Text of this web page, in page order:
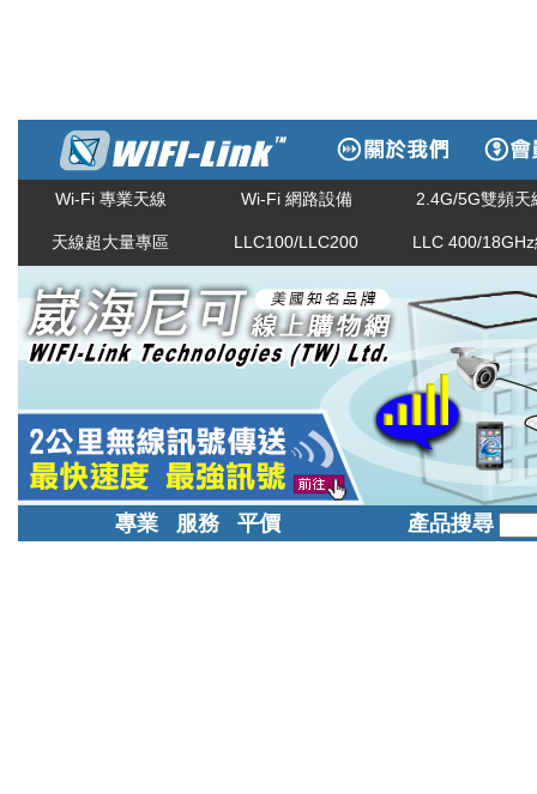
Wi-Fi 專業天線 Wi-Fi 網路設備 2.4G/5G雙頻天
天線超大量專區 LLC100/LLC200 LLC 400/
專業 服務 平價 產品搜尋